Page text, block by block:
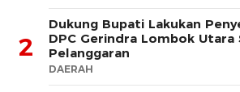
2
Dukung Bupati Lakukan
DPC Gerindra Lombok Utara
Pelanggaran
DAERAH